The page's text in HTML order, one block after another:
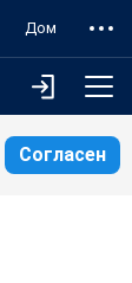
Дом
Согласен